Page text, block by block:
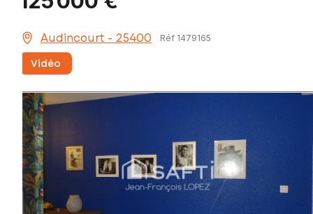
Audincourt - 25400 Réf 1479165
Vidéo